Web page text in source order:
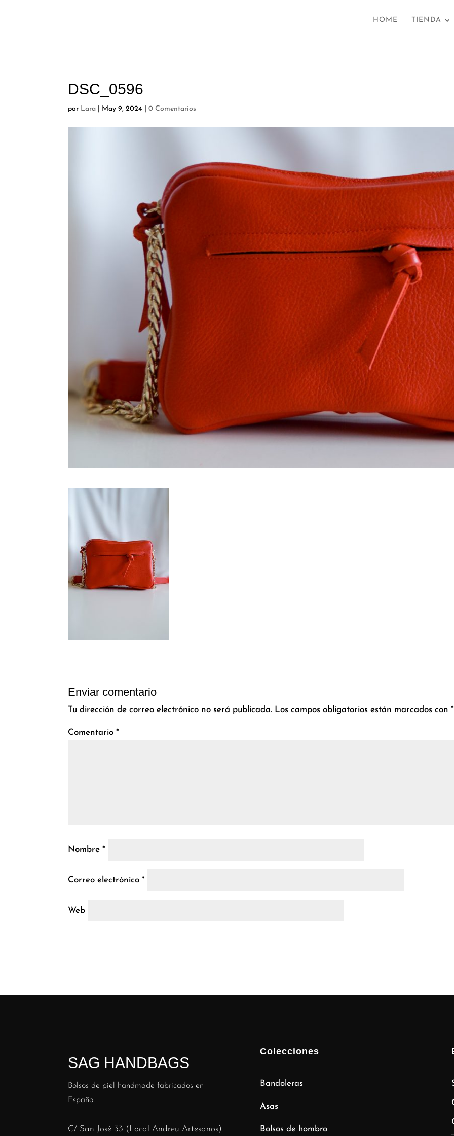
HOME TIENDA
DSC_0596
por Lara May 9, 2024 |0 Comentarios
Enviar comentario
Tu dirección de correo electrónico no será publicada. Los campos obligatorios están marcados con*
Comentario*
Nombre*
Correo electrónico*
Web
SAG HANDBAGS
Bolsos de piel handmade fabricados en
España.
C/ San José 33 (Local Andreu Artesanos)
Colecciones
Bandoleras
Asas
Bolsos de hombro